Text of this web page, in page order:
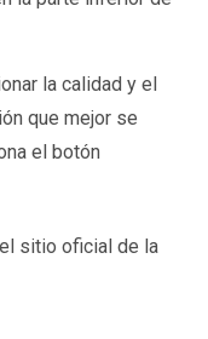
la calidad y el
que mejor se
el botón
sitio oficial de la